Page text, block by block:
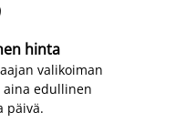
hinta
valikoiman
edullinen
päivä.